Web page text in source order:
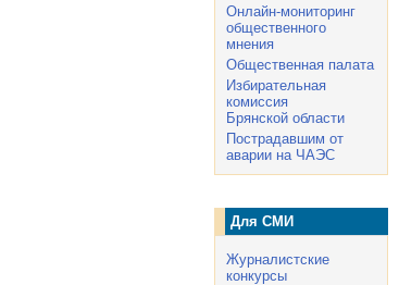
Онлайн-мониторинг
общественного
мнения
Общественная палата
Избирательная
комиссия
Брянской области
Пострадавшим от
аварии на ЧАЭС
Для СМИ
Журналистские
конкурсы